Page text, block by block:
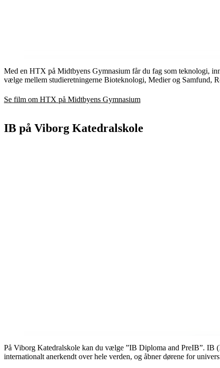
Med en HTX på Midtbyens Gymnasium får du fag som teknologi,
vælge mellem studieretningerne Bioteknologi, Medier og Samfund,
Se film om HTX på Midtbyens Gymnasium
IB på Viborg Katedralskole
På Viborg Katedralskole kan du vælge ”IB Diploma and PreIB”. IB
internationalt anerkendt over hele verden, og åbner dørene for